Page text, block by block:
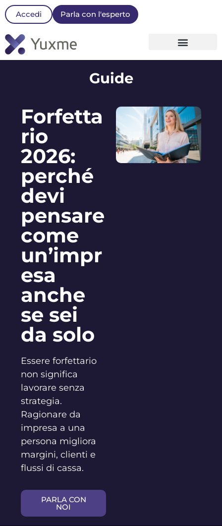
Accedi Parla con l'esperto
Guide
Forfetta
rio
2026:
perché
devi
pensare
come
un’impr
esa
anche
se sei
da solo
Essere forfettario
non significa
lavorare senza
strategia.
Ragionare da
impresa a una
persona migliora
margini, clienti e
flussi di cassa.
PARLA CON
NOI